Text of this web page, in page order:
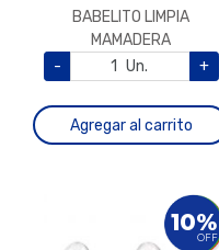
BABELITO LIMPIA
MAMADERA
-
Un. +
Agregar al carrito
10%
OFF